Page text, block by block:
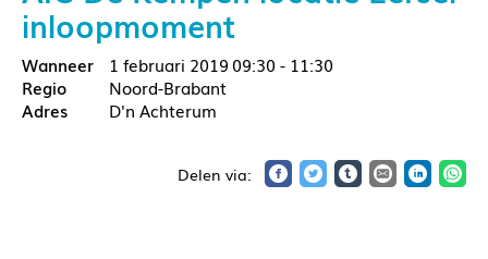
inloopmoment
1 februari 2019 09:30 - 11:30
Noord-Brabant
D'n Achterum